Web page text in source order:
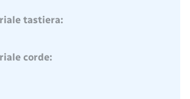
tastiera:
corde: